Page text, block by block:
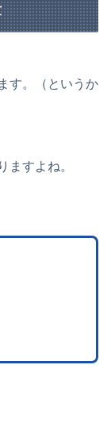
す。（というか
ますよね。